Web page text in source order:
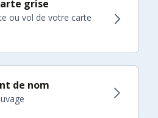
grise
ou vol de votre carte
de nom